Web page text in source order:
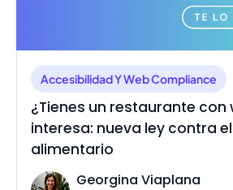
Accesibilidad Y Web Compliance
¿Tienes un restaurante con
interesa: nueva ley contra
alimentario
Georgina Viaplana